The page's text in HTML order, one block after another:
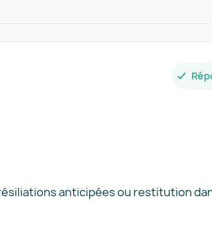
anticipées ou restitution